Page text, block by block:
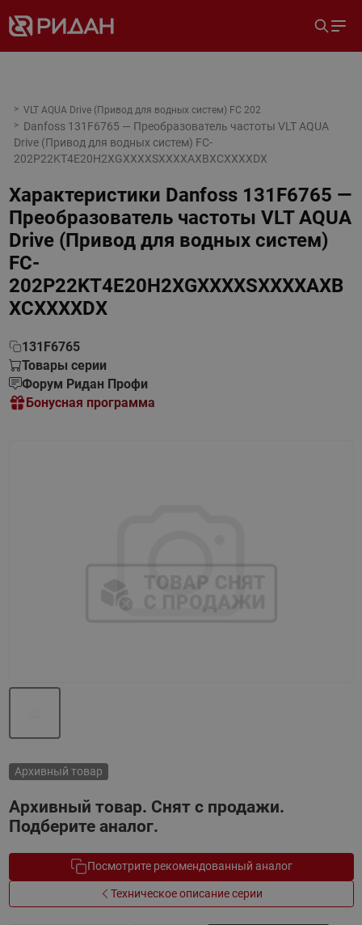
VLT AQUA Drive (Привод для водных систем) FC 202
Danfoss 131F6765 — Преобразователь частоты VLT AQUA
Drive (Привод для водных систем) FC-
202P22KT4E20H2XGXXXXSXXXXAXBXCXXXXDX
Характеристики Danfoss 131F6765 —
Преобразователь частоты VLT AQUA
Drive (Привод для водных систем)
FC-
202P22KT4E20H2XGXXXXSXXXXAXB
XCXXXXDX
131F6765
Товары серии
Форум Ридан Профи
Бонусная программа
Архивный товар
Архивный товар. Снят с продажи.
Подберите аналог.
Посмотрите рекомендованный аналог
Техническое описание серии